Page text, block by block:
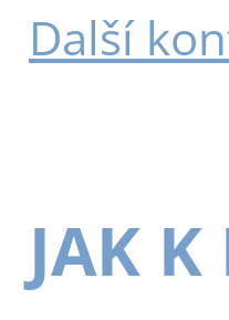
Další
JAK